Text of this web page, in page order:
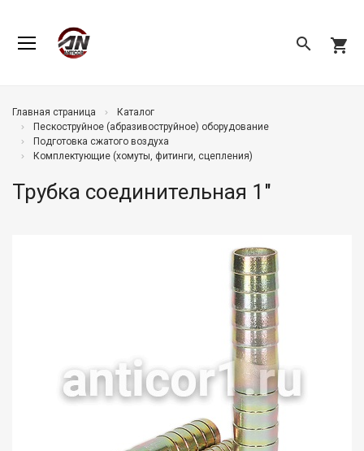
search shopping_cart
Главная страница
Каталог
Пескоструйное (абразивоструйное) оборудование
Подготовка сжатого воздуха
Комплектующие (хомуты, фитинги, сцепления)
Трубка соединительная 1"